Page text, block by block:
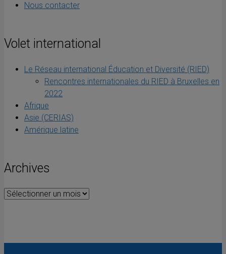
Nous contacter
Volet international
Le Réseau international Éducation et Diversité (RIED)
Rencontres internationales du RIED à Bruxelles en
2022
Afrique
Asie (CERIAS)
Amérique latine
Archives
Archives